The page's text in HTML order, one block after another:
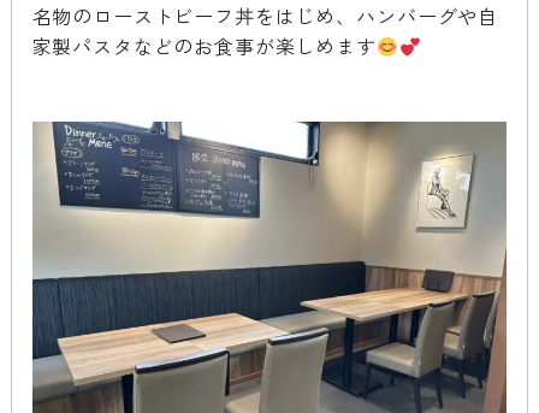
名物のローストビーフ丼をはじめ、ハンバーグや自
家製パスタなどのお食事が楽しめます